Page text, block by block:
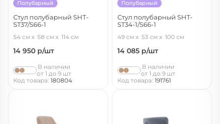
Полубарный
Стул полубарный SHT-
ST37/S66-1
54 см 58 см 114 см
14 950 р/шт
В наличии
от 1 до 9 шт
Код товара: 180804
Полубарный
Стул полубарный SHT-
ST34-1/S66-1
49 см 53 см 100 см
14 085 р/шт
В наличии
от 1 до 9 шт
Код товара: 191761